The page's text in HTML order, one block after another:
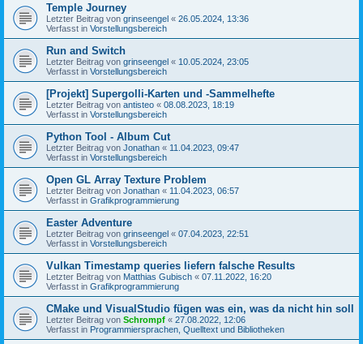
Temple Journey
Letzter Beitrag von grinseengel « 26.05.2024, 13:36
Verfasst in Vorstellungsbereich
Run and Switch
Letzter Beitrag von grinseengel « 10.05.2024, 23:05
Verfasst in Vorstellungsbereich
[Projekt] Supergolli-Karten und -Sammelhefte
Letzter Beitrag von antisteo « 08.08.2023, 18:19
Verfasst in Vorstellungsbereich
Python Tool - Album Cut
Letzter Beitrag von Jonathan « 11.04.2023, 09:47
Verfasst in Vorstellungsbereich
Open GL Array Texture Problem
Letzter Beitrag von Jonathan « 11.04.2023, 06:57
Verfasst in Grafikprogrammierung
Easter Adventure
Letzter Beitrag von grinseengel « 07.04.2023, 22:51
Verfasst in Vorstellungsbereich
Vulkan Timestamp queries liefern falsche Results
Letzter Beitrag von Matthias Gubisch « 07.11.2022, 16:20
Verfasst in Grafikprogrammierung
CMake und VisualStudio fügen was ein, was da nicht hin soll
Letzter Beitrag von Schrompf « 27.08.2022, 12:06
Verfasst in Programmiersprachen, Quelltext und Bibliotheken